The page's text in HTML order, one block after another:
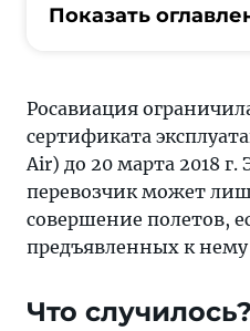
чартерная
прекратить
полеты
самые
актуальные
новости
Показать
Росавиация
сертификата
Air) до 20 марта 2018 г.
перевозчик может
совершение полетов,
предъявленных к
Что случилось?